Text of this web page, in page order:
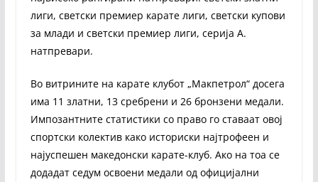
лиги, светски премиер карате лиги, светски купови
за млади и светски премиер лиги, серија А.
натпревари.
Во витрините на карате клубот „Макпетрол“ досега
има 11 златни, 13 сребрени и 26 бронзени медали.
Импозантните статистики со право го ставаат овој
спортски колектив како историски најтрофеен и
најуспешен македонски карате-клуб. Ако на тоа се
додадат седум освоени медали од официјални